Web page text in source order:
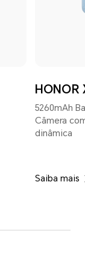
HONOR
5260mAh
Câmera
dinâmica
Saiba mais